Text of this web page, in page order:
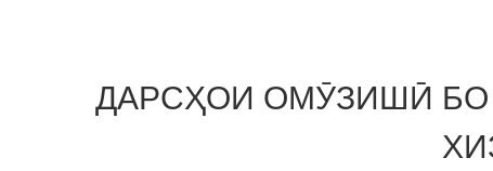
ДАРСҲОИ ОМӮЗИШӢ